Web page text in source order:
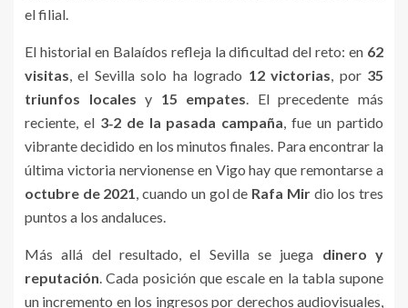
el filial.
El historial en Balaídos refleja la dificultad del reto: en 62
visitas, el Sevilla solo ha logrado 12 victorias, por 35
triunfos locales y 15 empates. El precedente más
reciente, el 3‑2 de la pasada campaña, fue un partido
vibrante decidido en los minutos finales. Para encontrar la
última victoria nervionense en Vigo hay que remontarse a
octubre de 2021, cuando un gol de Rafa Mirdio los tres
puntos a los andaluces.
Más allá del resultado, el Sevilla se juega dinero y
reputación. Cada posición que escale en la tabla supone
un incremento en los ingresos por derechos audiovisuales,